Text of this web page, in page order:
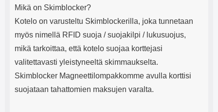
Mikä on Skimblocker?
Kotelo on varusteltu Skimblockerilla, joka tunnetaan
myös nimellä RFID suoja / suojakilpi / lukusuojus,
mikä tarkoittaa, että kotelo suojaa korttejasi
valitettavasti yleistyneeltä skimmaukselta.
Skimblocker Magneettilompakkomme avulla korttisi
suojataan tahattomien maksujen varalta.